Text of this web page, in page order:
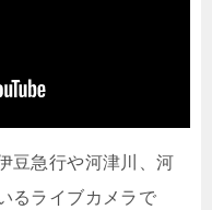
豆急行や河津川、河
るライブカメラで